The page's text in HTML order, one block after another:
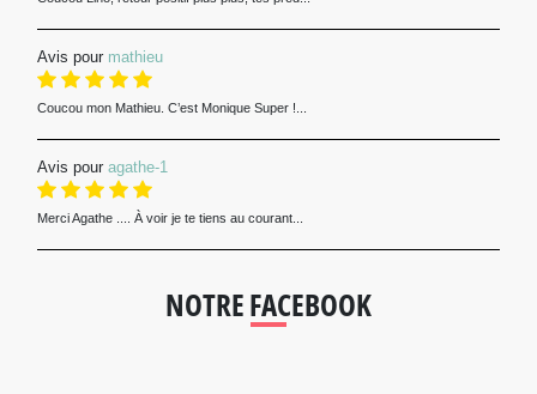
Avis pour mathieu
Coucou mon Mathieu. C’est Monique Super !...
Avis pour agathe-1
Merci Agathe .... À voir je te tiens au courant...
NOTRE FACEBOOK